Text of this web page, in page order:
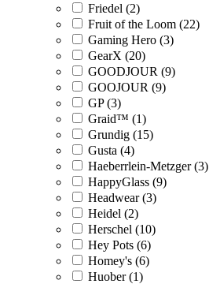
Friedel (2)
Fruit of the Loom (22)
Gaming Hero (3)
GearX (20)
GOODJOUR (9)
GOOJOUR (9)
GP (3)
Graid™ (1)
Grundig (15)
Gusta (4)
Haeberrlein-Metzger (3)
HappyGlass (9)
Headwear (3)
Heidel (2)
Herschel (10)
Hey Pots (6)
Homey's (6)
Huober (1)